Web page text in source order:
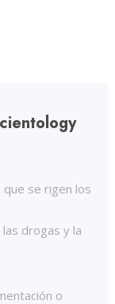
que se rigen los
drogas y la
o